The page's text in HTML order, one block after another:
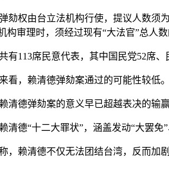
权由台立法机构行使，提议人数须
构审理时，须经过现有“大法官”总人
113席民意代表，其中国民党52席、
，赖清德弹劾案通过的可能性较低。
德弹劾案的意义早已超越表决的输赢
“十二大罪状”，涵盖发动“大罢免”
赖清德不仅无法团结台湾，反而加